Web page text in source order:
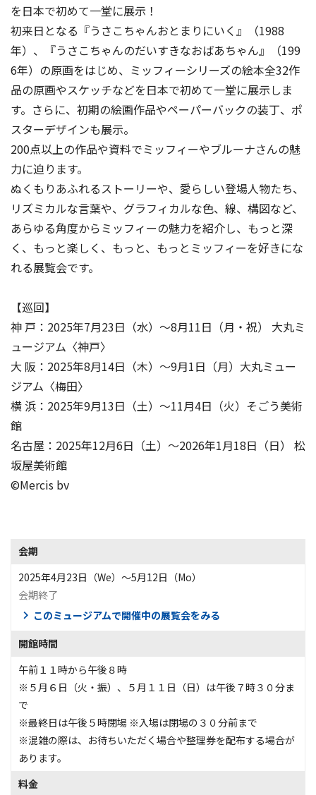
を日本で初めて一堂に展示！
初来日となる『うさこちゃんおとまりにいく』（1988
年）、『うさこちゃんのだいすきなおばあちゃん』（199
6年）の原画をはじめ、ミッフィーシリーズの絵本全32作
品の原画やスケッチなどを日本で初めて一堂に展示しま
す。さらに、初期の絵画作品やペーパーバックの装丁、ポ
スターデザインも展示。
200点以上の作品や資料でミッフィーやブルーナさんの魅
力に迫ります。
ぬくもりあふれるストーリーや、愛らしい登場人物たち、
リズミカルな言葉や、グラフィカルな色、線、構図など、
あらゆる角度からミッフィーの魅力を紹介し、もっと深
く、もっと楽しく、もっと、もっとミッフィーを好きにな
れる展覧会です。
【巡回】
神 戸：2025年7月23日（水）～8月11日（月・祝） 大丸ミ
ュージアム〈神戸〉
大 阪：2025年8月14日（木）～9月1日（月）大丸ミュー
ジアム〈梅田〉
横 浜：2025年9月13日（土）～11月4日（火）そごう美術
館
名古屋：2025年12月6日（土）～2026年1月18日（日） 松
坂屋美術館
©Mercis bv
会期
2025年4月23日（We）〜5月12日（Mo）
会期終了
このミュージアムで開催中の展覧会をみる
開館時間
午前１１時から午後８時
※５月６日（火・振）、５月１１日（日）は午後７時３０分ま
で
※最終日は午後５時閉場 ※入場は閉場の３０分前まで
※混雑の際は、お待ちいただく場合や整理券を配布する場合が
あります。
料金